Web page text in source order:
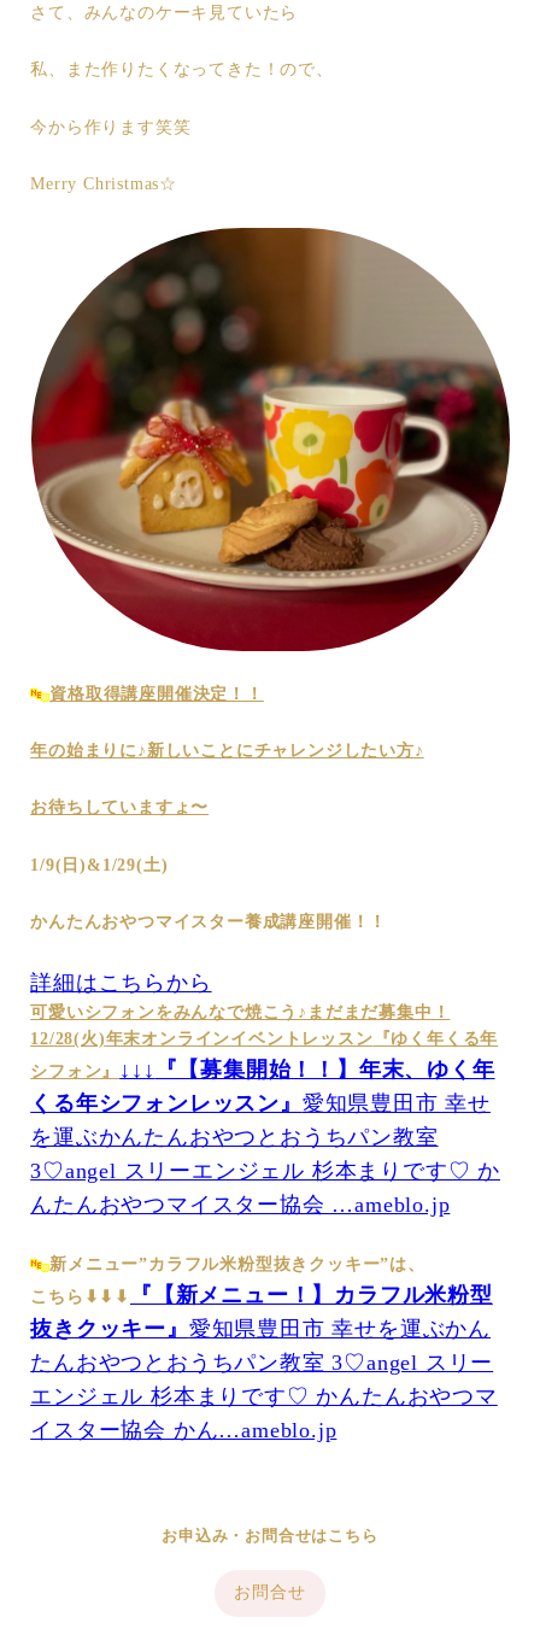
さて、みんなのケーキ見ていたら
私、また作りたくなってきた！ので、
今から作ります笑笑
Merry Christmas☆
資格取得講座開催決定！！
年の始まりに♪新しいことにチャレンジしたい方♪
お待ちしていますょ〜
1/9(日)&1/29(土)
かんたんおやつマイスター養成講座開催！！
詳細はこちらから
可愛いシフォンをみんなで焼こう♪ まだまだ募集中！
12/28(火)年末オンラインイベントレッスン 『ゆく年くる年
シフォン』
↓↓↓
『【募集開始！！】年末、ゆく年
くる年シフォンレッスン』 愛知県豊田市 幸せ
を運ぶかんたんおやつとおうちパン教室
3♡angel スリーエンジェル 杉本まりです♡ か
んたんおやつマイスター協会 …ameblo.jp
新メニュー”カラフル米粉型抜きクッキー”は、
こちら⬇︎⬇︎⬇︎
『【新メニュー！】カラフル米粉型
抜きクッキー』 愛知県豊田市 幸せを運ぶかん
たんおやつとおうちパン教室 3♡angel スリー
エンジェル 杉本まりです♡ かんたんおやつマ
イスター協会 かん…ameblo.jp
お申込み・お問合せはこちら
お問合せ